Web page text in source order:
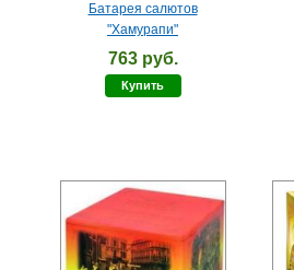
Батарея салютов
"Хамурапи"
763 руб.
Купить